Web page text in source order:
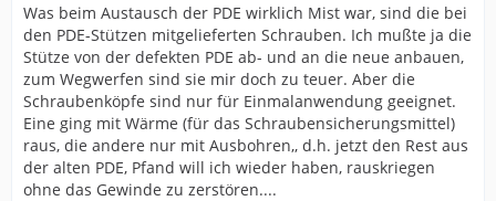
Was beim Austausch der PDE wirklich Mist war, sind die bei
den PDE-Stützen mitgelieferten Schrauben. Ich mußte ja die
Stütze von der defekten PDE ab- und an die neue anbauen,
zum Wegwerfen sind sie mir doch zu teuer. Aber die
Schraubenköpfe sind nur für Einmalanwendung geeignet.
Eine ging mit Wärme (für das Schraubensicherungsmittel)
raus, die andere nur mit Ausbohren,, d.h. jetzt den Rest aus
der alten PDE, Pfand will ich wieder haben, rauskriegen
ohne das Gewinde zu zerstören....